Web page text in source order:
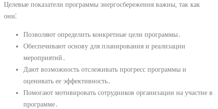
Целевые показатели программы энергосбережения важны, так как
они⁚
Позволяют определить конкретные цели программы․
Обеспечивают основу для планирования и реализации
мероприятий․
Дают возможность отслеживать прогресс программы и
оценивать ее эффективность․
Помогают мотивировать сотрудников организации на участие в
программе․